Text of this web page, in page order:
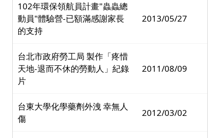
102年環保領航員計畫"蟲蟲總
動員"體驗營-已額滿感謝家長
的支持
2013/05/27
台北市政府勞工局 製作「疼惜
天地-退而不休的勞動人」紀錄
片
2011/08/09
台東大學化學藥劑外洩 幸無人
傷
2012/03/02